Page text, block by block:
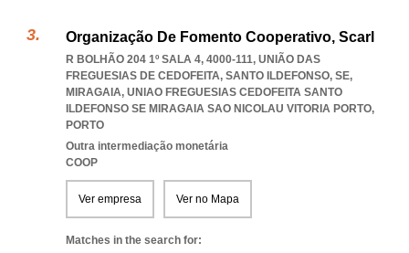
Organização De Fomento Cooperativo, Scarl
R BOLHÃO 204 1º SALA 4, 4000-111, UNIÃO DAS
FREGUESIAS DE CEDOFEITA, SANTO ILDEFONSO, SE,
MIRAGAIA, UNIAO FREGUESIAS CEDOFEITA SANTO
ILDEFONSO SE MIRAGAIA SAO NICOLAU VITORIA PORTO,
PORTO
Outra intermediação monetária
COOP
Ver empresa Ver no Mapa
Matches in the search for: